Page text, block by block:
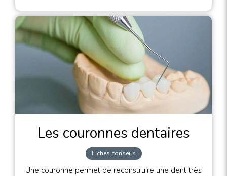
Les couronnes dentaires
Fiches conseils
Une couronne permet de reconstruire une dent très